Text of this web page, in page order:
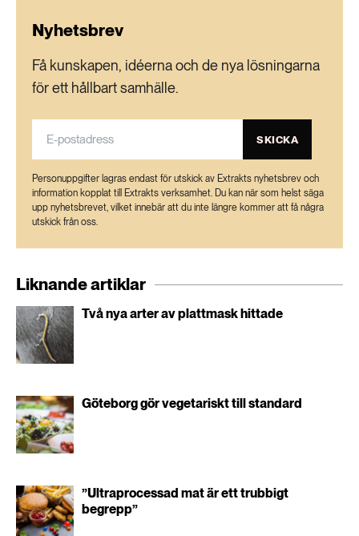
Nyhetsbrev
Få kunskapen, idéerna och de nya lösningarna
för ett hållbart samhälle.
SKICKA
Personuppgifter lagras endast för utskick av Extrakts nyhetsbrev och
information kopplat till Extrakts verksamhet. Du kan när som helst säga
upp nyhetsbrevet, vilket innebär att du inte längre kommer att få några
utskick från oss.
Liknande artiklar
Två nya arter av plattmask hittade
Göteborg gör vegetariskt till standard
”Ultraprocessad mat är ett trubbigt
begrepp”